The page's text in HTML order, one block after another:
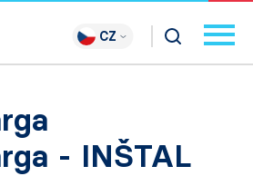
CZ
- INŠTAL